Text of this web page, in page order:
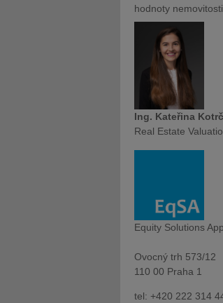
hodnoty
Ing. Kateřina
Real Estate
Equity Solutions
Ovocný trh 573/12
110 00 Praha 1
tel: +420 222 314